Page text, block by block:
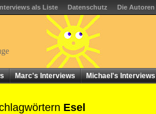
als Liste Datenschutz Die Autoren
Marc's Interviews Michael's Interviews
Esel